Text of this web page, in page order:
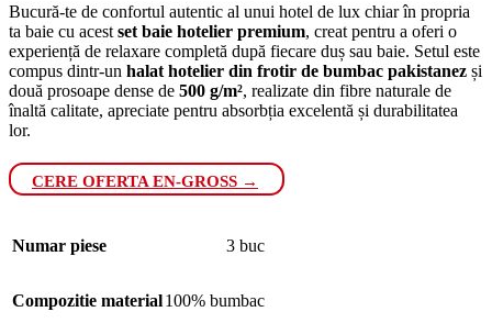
Bucură-te de confortul autentic al unui hotel de lux chiar în propria
ta baie cu acest set baie hotelier premium, creat pentru a oferi o
experiență de relaxare completă după fiecare duș sau baie. Setul este
compus dintr-un halat hotelier din frotir de bumbac pakistanez și
două prosoape dense de 500 g/m², realizate din fibre naturale de
înaltă calitate, apreciate pentru absorbția excelentă și durabilitatea
lor.
CERE OFERTA EN-GROSS →
Numar piese 3 buc
Compozitie material100% bumbac